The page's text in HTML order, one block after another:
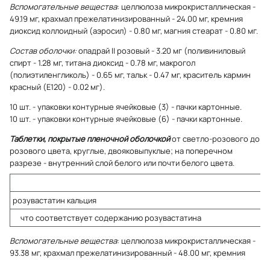
Вспомогательные вещества: целлюлоза микрокристаллическая -
49.19 мг, крахмал прежелатинизированный - 24.00 мг, кремния
диоксид коллоидный (аэросил) - 0.80 мг, магния стеарат - 0.80 мг.
Состав оболочки:опадрай II розовый - 3.20 мг (поливиниловый
спирт - 1.28 мг, титана диоксид - 0.78 мг, макрогол
(полиэтиленгликоль) - 0.65 мг, тальк - 0.47 мг, краситель кармин
красный (E120) - 0.02 мг).
10 шт. - упаковки контурные ячейковые (3) - пачки картонные.
10 шт. - упаковки контурные ячейковые (6) - пачки картонные.
Таблетки, покрытые пленочной оболочкойот светло-розового до
розового цвета, круглые, двояковыпуклые; на поперечном
разрезе - внутренний слой белого или почти белого цвета.
розувастатин кальция
что соответствует содержанию розувастатина
Вспомогательные вещества: целлюлоза микрокристаллическая -
93.38 мг, крахмал прежелатинизированный - 48.00 мг, кремния